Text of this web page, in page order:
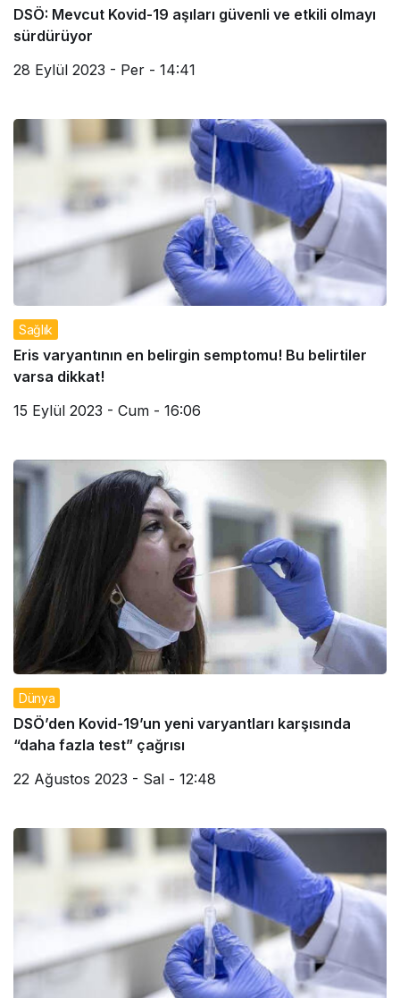
DSÖ: Mevcut Kovid-19 aşıları güvenli ve etkili olmayı
sürdürüyor
28 Eylül 2023 - Per - 14:41
Sağlık
Eris varyantının en belirgin semptomu! Bu belirtiler
varsa dikkat!
15 Eylül 2023 - Cum - 16:06
Dünya
DSÖ’den Kovid-19’un yeni varyantları karşısında
“daha fazla test” çağrısı
22 Ağustos 2023 - Sal - 12:48